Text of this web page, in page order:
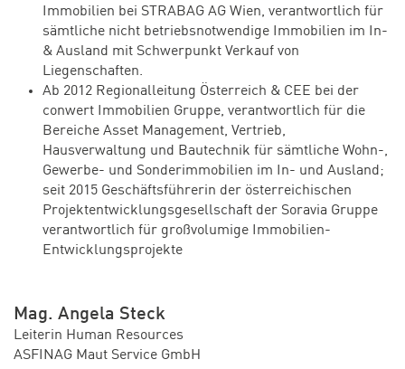
Immobilien bei STRABAG AG Wien, verantwortlich für
sämtliche nicht betriebsnotwendige Immobilien im In-
& Ausland mit Schwerpunkt Verkauf von
Liegenschaften.
Ab 2012 Regionalleitung Österreich & CEE bei der
conwert Immobilien Gruppe, verantwortlich für die
Bereiche Asset Management, Vertrieb,
Hausverwaltung und Bautechnik für sämtliche Wohn-,
Gewerbe- und Sonderimmobilien im In- und Ausland;
seit 2015 Geschäftsführerin der österreichischen
Projektentwicklungsgesellschaft der Soravia Gruppe
verantwortlich für großvolumige Immobilien-
Entwicklungsprojekte
Mag. Angela Steck
Leiterin Human Resources
ASFINAG Maut Service GmbH